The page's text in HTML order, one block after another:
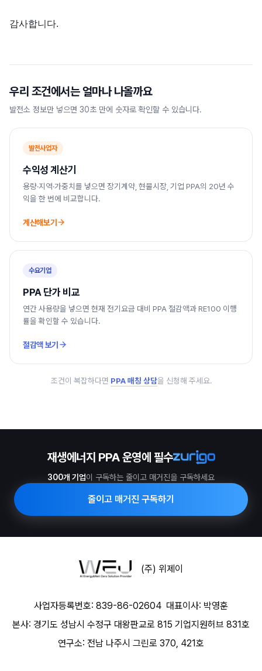
감사합니다.
우리 조건에서는 얼마나 나올까요
발전소 정보만 넣으면 30초 만에 숫자로 확인할 수 있습니다.
발전사업자
수익성 계산기
용량·지역·가중치를 넣으면 장기계약, 현물시장, 기업 PPA의 20년 수
익을 한 번에 비교합니다.
계산해보기
수요기업
PPA 단가 비교
연간 사용량을 넣으면 현재 전기요금 대비 PPA 절감액과 RE100 이행
률을 확인할 수 있습니다.
절감액 보기
조건이 복잡하다면 PPA 매칭 상담을 신청해 주세요.
재생에너지 PPA 운영에 필수
300개 기업이 구독하는 줄이고 매거진을 구독하세요
줄이고 매거진 구독하기
(주) 위제이
사업자등록번호: 839-86-02604 대표이사: 박영훈
본사: 경기도 성남시 수정구 대왕판교로 815 기업지원허브 831호
연구소: 전남 나주시 그린로 370, 421호